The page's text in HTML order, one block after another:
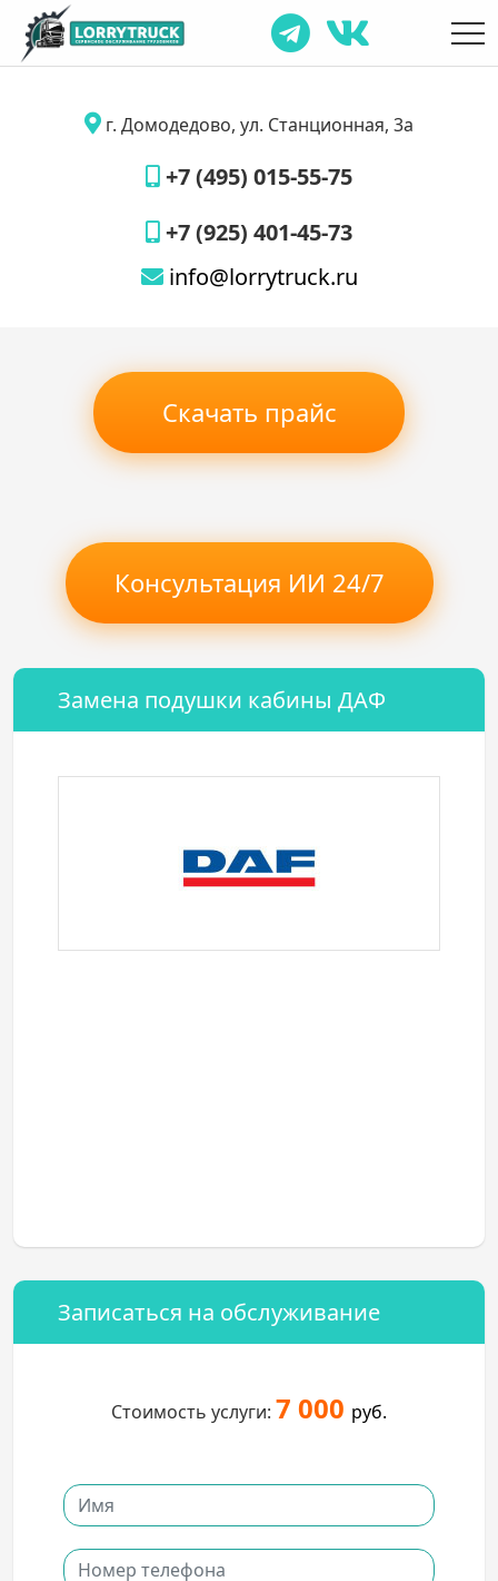
г. Домодедово, ул. Станционная, 3а
+7 (495) 015-55-75
+7 (925) 401-45-73
info@lorrytruck.ru
Скачать прайс
Консультация ИИ 24/7
Замена подушки кабины ДАФ
Записаться на обслуживание
Стоимость услуги: 7 000 руб.